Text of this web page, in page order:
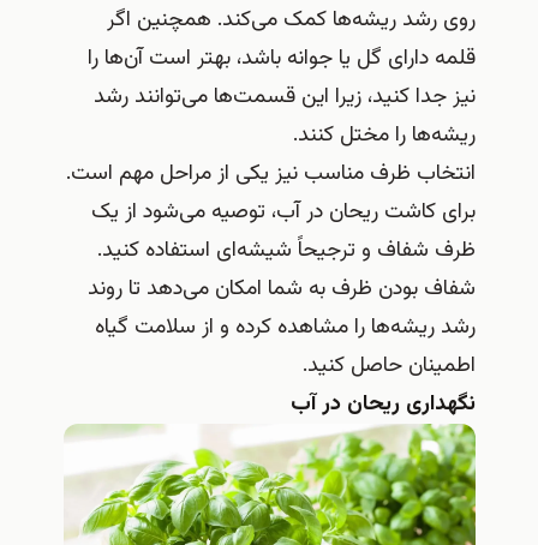
روی رشد ریشه‌ها کمک می‌کند. همچنین اگر
قلمه دارای گل یا جوانه باشد، بهتر است آن‌ها را
نیز جدا کنید، زیرا این قسمت‌ها می‌توانند رشد
ریشه‌ها را مختل کنند.
انتخاب ظرف مناسب نیز یکی از مراحل مهم است.
برای کاشت ریحان در آب، توصیه می‌شود از یک
ظرف شفاف و ترجیحاً شیشه‌ای استفاده کنید.
شفاف بودن ظرف به شما امکان می‌دهد تا روند
رشد ریشه‌ها را مشاهده کرده و از سلامت گیاه
اطمینان حاصل کنید.
نگهداری ریحان در آب